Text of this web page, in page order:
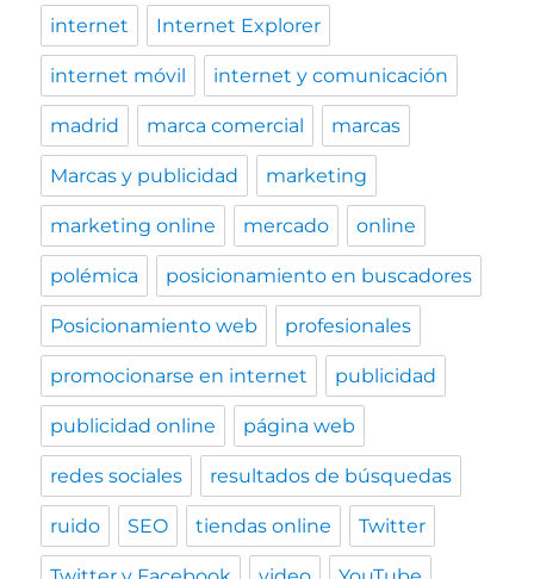
internet Internet Explorer
internet móvil internet y comunicación
madrid marca comercial marcas
Marcas y publicidad marketing
marketing online mercado online
polémica posicionamiento en buscadores
Posicionamiento web profesionales
promocionarse en internet publicidad
publicidad online página web
redes sociales resultados de búsquedas
ruido SEO tiendas online Twitter